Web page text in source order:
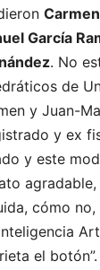
Carmen
García
. No
de
y Juan-
y ex
y este
cómo
el